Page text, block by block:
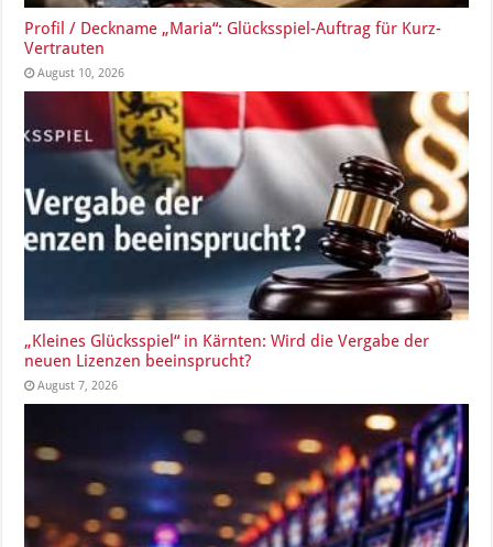
Profil / Deckname „Maria“: Glücksspiel-Auftrag für Kurz-
Vertrauten
August 10, 2026
„Kleines Glücksspiel“ in Kärnten: Wird die Vergabe der
neuen Lizenzen beeinsprucht?
August 7, 2026